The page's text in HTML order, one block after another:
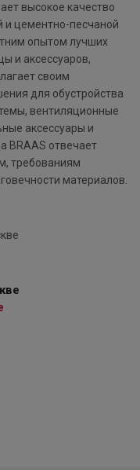
высокое качество
и цементно-песчаной
опытом лучших
и аксессуаров,
своим
для обустройства
вентиляционные
аксессуары и
BRAAS отвечает
требованиям
материалов.